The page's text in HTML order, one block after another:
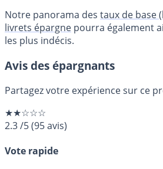
Notre panorama des taux de base
livrets épargne pourra également
les plus indécis.
Avis des épargnants
Partagez votre expérience sur ce
★★☆☆☆
2.3/5(95avis)
Vote rapide